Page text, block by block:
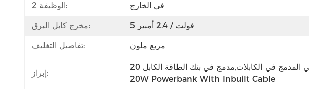
الوظيفة 2: في الخارج
مخرج كابل البرق: 5 فولت / 2.4 أمبير
تفاصيل التغليف: مربع ملون
إبراز:
20W Powerbank With Inbuilt Cable